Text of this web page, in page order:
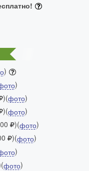
)
)
)(фото)
)(фото)
)(фото)
)(фото)
)
фото)